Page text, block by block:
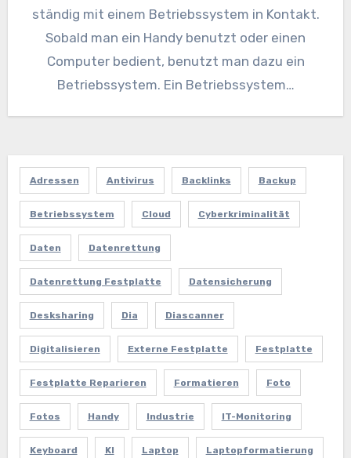
ständig mit einem Betriebssystem in Kontakt.
Sobald man ein Handy benutzt oder einen
Computer bedient, benutzt man dazu ein
Betriebssystem. Ein Betriebssystem…
Adressen Antivirus Backlinks Backup
Betriebssystem Cloud Cyberkriminalität
Daten Datenrettung
Datenrettung Festplatte Datensicherung
Desksharing Dia Diascanner
Digitalisieren Externe Festplatte Festplatte
Festplatte Reparieren Formatieren Foto
Fotos Handy Industrie IT-Monitoring
Keyboard KI Laptop Laptopformatierung